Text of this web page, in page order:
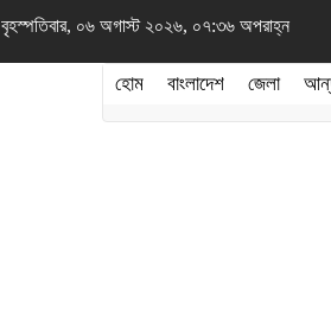
বৃহস্পতিবার, ০৬ অগাস্ট ২০২৬, ০৭:৩৬ অপরাহ্ন
হোম বাংলাদেশ জেলা